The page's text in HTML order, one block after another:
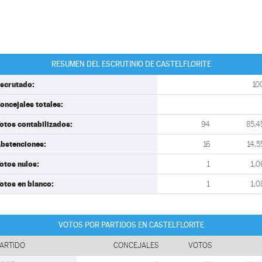
RESUMEN DEL ESCRUTINIO DE CASTELFLORITE
totales:
contabilizados: 94
16
nulos: 1
en blanco: 1
VOTOS POR PARTIDOS EN CASTELFLORITE
CONCEJALES VOTOS